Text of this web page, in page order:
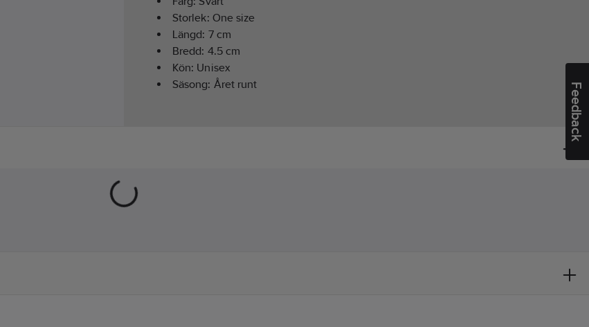
Feedback
Storlek: One size
Längd: 7cm
Bredd: 4.5cm
Kön: Unisex
Säsong: Året runt